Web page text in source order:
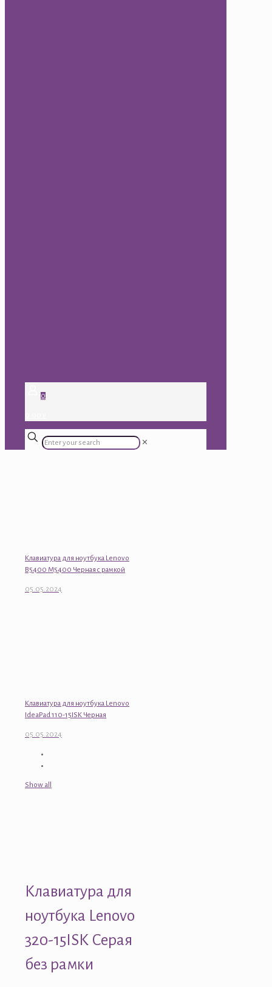
0
✕
Клавиатура для ноутбука Lenovo
B5400 M5400 Черная с рамкой
05.05.2024
Клавиатура для ноутбука Lenovo
IdeaPad 110-15ISK Черная
05.05.2024
Show all
Клавиатура для
ноутбука Lenovo
320-15ISK Серая
без рамки